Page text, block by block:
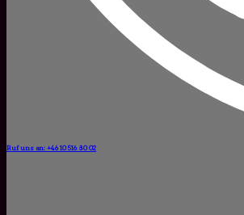
Ruf uns an: +46 10 516 80 02